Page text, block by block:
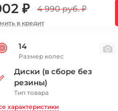
₽ 4 990 руб.₽
в кредит
14
Размер колес
Диски (в сборе без
резины)
Тип товара
характеристики